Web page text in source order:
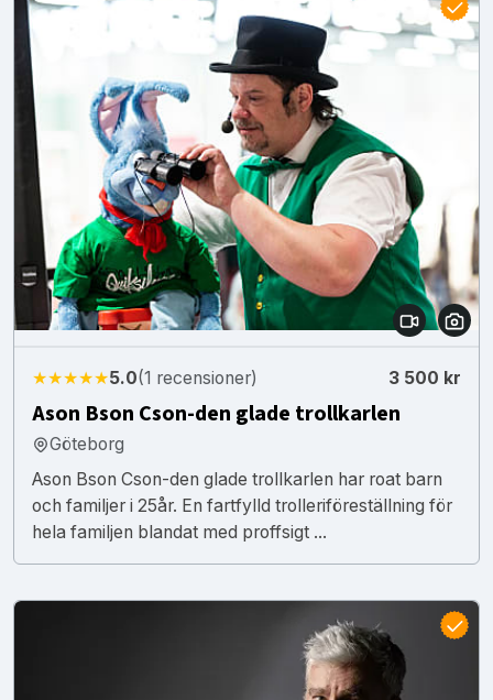
★★★★★5.0(1 recensioner) 3 500 kr
Ason Bson Cson-den glade trollkarlen
Göteborg
Ason Bson Cson-den glade trollkarlen har roat barn
och familjer i 25år. En fartfylld trolleriföreställning för
hela familjen blandat med proffsigt ...